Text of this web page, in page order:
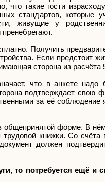
что такие гости
стандартов, которые
живущие у
Получить
Если предстоит
сторона из расчёта
что в анкете
подтверждает свою
за её
общепринятой форме. В
книжки. Со
должен
то потребуется ещё и